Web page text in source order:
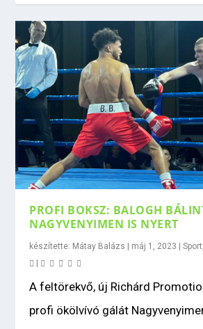
PROFI BOKSZ: BALOGH
NAGYVENYIMEN IS NYERT
készítette: Mátay Balázs | máj 1, 2023 |Sport
|
A feltörekvő, új Richárd
profi ökölvívó gálát